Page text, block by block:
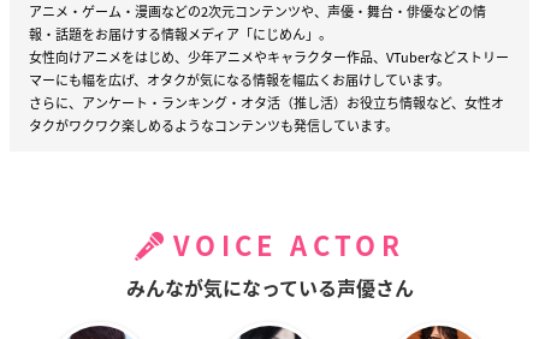
アニメ・ゲーム・漫画などの2次元コンテンツや、声優・舞台・俳優などの情
報・話題をお届けする情報メディア「にじめん」。
女性向けアニメをはじめ、少年アニメやキャラクター作品、VTuberなどストリー
マーにも幅を広げ、オタクが気になる情報を幅広くお届けしています。
さらに、アンケート・ランキング・オタ活（推し活）お役立ち情報など、女性オ
タクがワクワク楽しめるようなコンテンツも発信しています。
VOICE ACTOR
みんなが気になっている声優さん